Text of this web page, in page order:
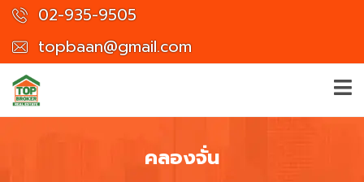
02-935-9505
topbaan@gmail.com
คลองจั่น